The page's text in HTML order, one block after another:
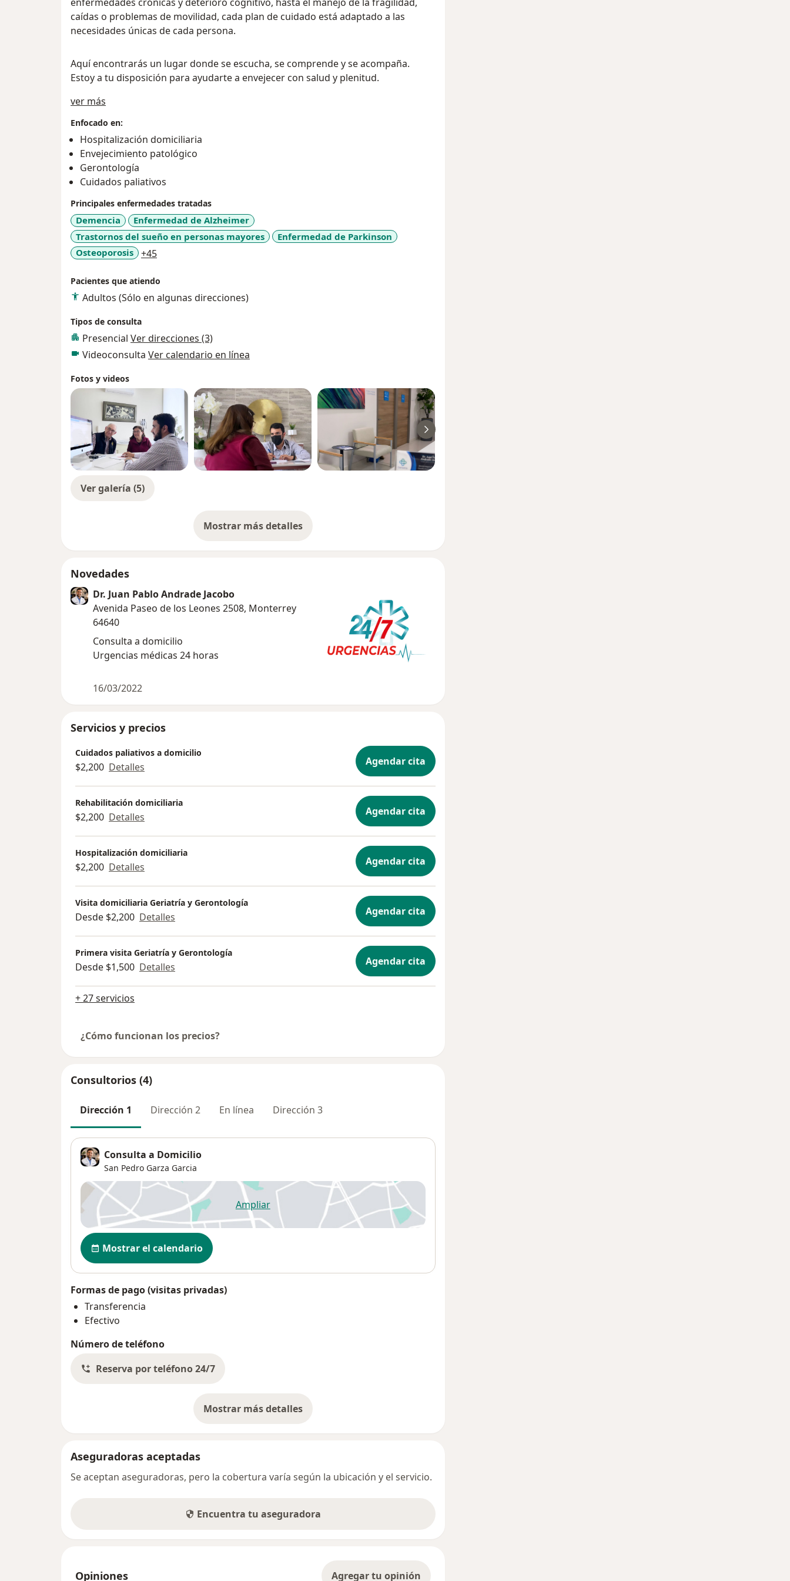
caídas o problemas de movilidad, cada plan de cuidado está adaptado a las
necesidades únicas de cada persona.
Aquí encontrarás un lugar donde se escucha, se comprende y se acompaña.
Estoy a tu disposición para ayudarte a envejecer con salud y plenitud.
ver más
Enfocado en:
Hospitalización domiciliaria
Envejecimiento patológico
Gerontología
Cuidados paliativos
Principales enfermedades tratadas
Demencia
Enfermedad de Alzheimer
Trastornos del sueño en personas mayores
Enfermedad de Parkinson
Osteoporosis
+45a11y_sr_more_diseases
Pacientes que atiendo
Adultos (Sólo en algunas direcciones)
Tipos de consulta
Presencial Ver direcciones (3)
Videoconsulta Ver calendario en línea
Fotos y videos
Ver galería (5)
Mostrar más detalles
sobre la experiencia
Novedades
Dr. Juan Pablo Andrade Jacobo
Avenida Paseo de los Leones 2508, Monterrey
64640
Consulta a domicilio
Urgencias médicas 24 horas
16/03/2022
Servicios y precios
Cuidados paliativos a domicilio
$2,200 Detalles Agendar cita
Rehabilitación domiciliaria
$2,200 Detalles Agendar cita
Hospitalización domiciliaria
$2,200 Detalles Agendar cita
Visita domiciliaria Geriatría y Gerontología
Desde $2,200 Detalles Agendar cita
Primera visita Geriatría y Gerontología
Desde $1,500 Detalles Agendar cita
+ 27 servicios
¿Cómo funcionan los precios?
Consultorios (4)
Dirección 1 Dirección 2 En línea Dirección 3
Consulta a Domicilio
San Pedro Garza Garcia
Ampliarse abre en una nueva pestaña
Disponibilidad
Mostrar el calendario
Formas de pago (visitas privadas)
Transferencia
Efectivo
Número de teléfono
Reserva por teléfono 24/7
Mostrar más detalles
sobre la dirección
Aseguradoras aceptadas
Se aceptan aseguradoras, pero la cobertura varía según la ubicación y el servicio.
Encuentra tu aseguradora
Opiniones Agregar tu opinión